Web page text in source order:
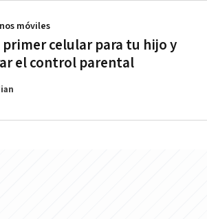
celular para tu hijo y
el control parental
móviles